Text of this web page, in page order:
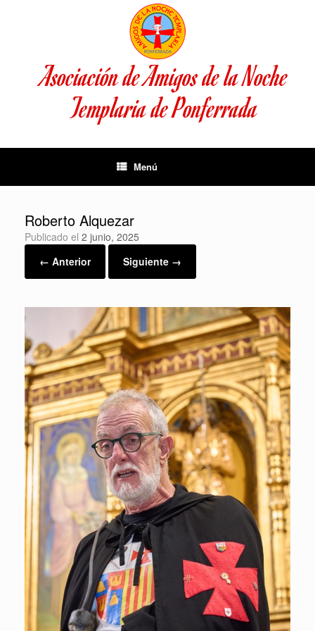
Asociación de Amigos de la Noche
Templaria de Ponferrada
Menú
Roberto Alquezar
Publicado el 2 junio, 2025
← Anterior
Siguiente →